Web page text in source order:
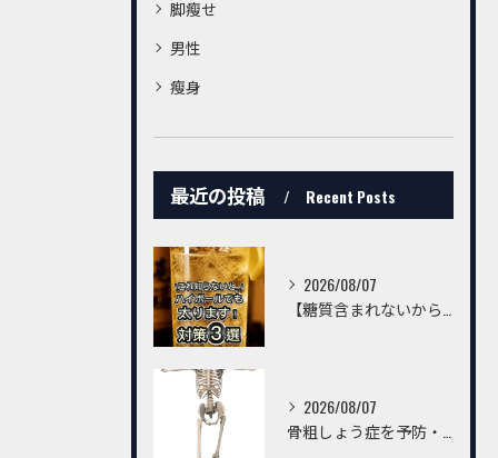
脚瘦せ
男性
瘦身
最近の投稿 Recent Posts
2026/08/07
2026/08/07